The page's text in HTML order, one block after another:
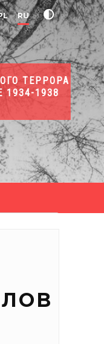
RU
ТЕРРОРА
1938